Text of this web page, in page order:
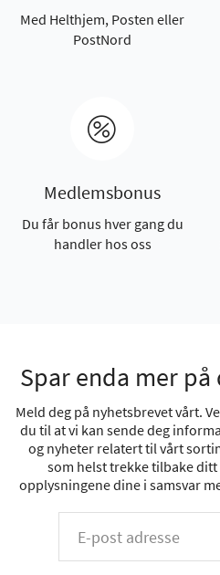
Med Helthjem, Posten eller
PostNord
Medlemsbonus
Du får bonus hver gang du
handler hos oss
Spar enda mer på
Meld deg på nyhetsbrevet vårt.
du til at vi kan sende deg
og nyheter relatert til vårt
som helst trekke tilbake
opplysningene dine i samsvar